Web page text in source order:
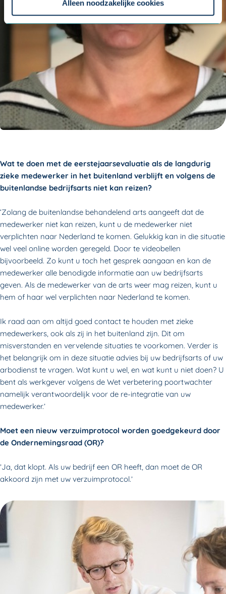
Alleen noodzakelijke cookies
Wat te doen met de eerstejaarsevaluatie als de langdurig
zieke medewerker in het buitenland verblijft en volgens de
buitenlandse bedrijfsarts niet kan reizen?
‘Zolang de buitenlandse behandelend arts aangeeft dat de
medewerker niet kan reizen, kunt u de medewerker niet
verplichten naar Nederland te komen. Gelukkig kan in die situatie
wel veel online worden geregeld. Door te videobellen
bijvoorbeeld. Zo kunt u toch het gesprek aangaan en kan de
medewerker alle benodigde informatie aan uw bedrijfsarts
geven. Als de medewerker van de arts weer mag reizen, kunt u
hem of haar wel verplichten naar Nederland te komen.
Ik raad aan om altijd goed contact te houden met zieke
medewerkers, ook als zij in het buitenland zijn. Dit om
misverstanden en vervelende situaties te voorkomen. Verder is
het belangrijk om in deze situatie advies bij uw bedrijfsarts of uw
arbodienst te vragen. Wat kunt u wel, en wat kunt u niet doen? U
bent als werkgever volgens de Wet verbetering poortwachter
namelijk verantwoordelijk voor de re-integratie van uw
medewerker.’
Moet een nieuw verzuimprotocol worden goedgekeurd door
de Ondernemingsraad (OR)?
’Ja, dat klopt. Als uw bedrijf een OR heeft, dan moet de OR
akkoord zijn met uw verzuimprotocol.’